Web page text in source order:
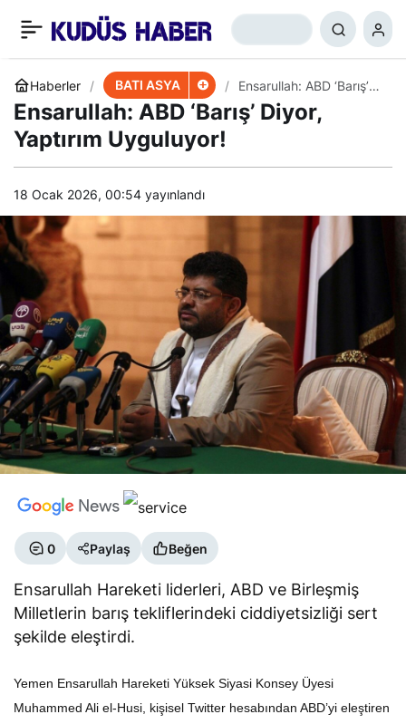
Haberler BATI ASYA
Ensarullah: ABD ‘Barış’
Diyor, Yaptırım
Uyguluyor!
Ensarullah: ABD ‘Barış’ Diyor,
Yaptırım Uyguluyor!
18 Ocak 2026, 00:54 yayınlandı
0 Paylaş Beğen
Ensarullah Hareketi liderleri, ABD ve Birleşmiş
Milletlerin barış tekliflerindeki ciddiyetsizliği sert
şekilde eleştirdi.
Yemen Ensarullah Hareketi Yüksek Siyasi Konsey Üyesi
Muhammed Ali el-Husi, kişisel Twitter hesabından ABD’yi eleştiren
ABD Ve IŞİD İlişkisine
Dair Yeni Görüntüler
+ 0 Paylaş